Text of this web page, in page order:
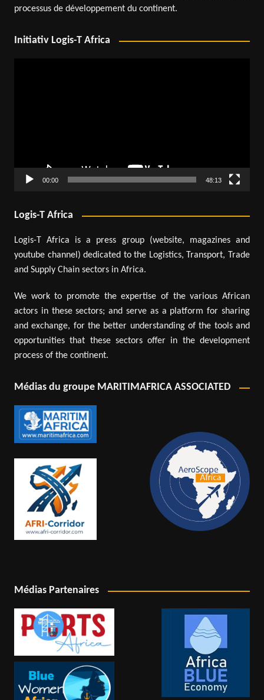
processus de développement du continent.
Initiativ Logis-T Africa
00:00 48:13
Logis-T Africa
Logis-T Africa is a press group (website, magazines and
youtube channel) dedicated to the Logistics, Transport, Trade
and Supply Chain sectors in Africa.
We work to promote the expertise of the various African
actors in these sectors; and serve as a platform for sharing
and exchange, for the better understanding of the tools and
opportunities that these sectors offer in the development
process of the continent.
Médias du groupe MARITIMAFRICA ASSOCIATED
Médias Partenaires